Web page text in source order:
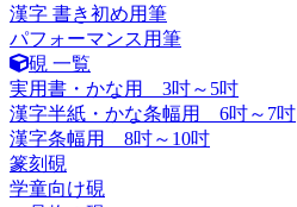
漢字 書き初め用筆
パフォーマンス用筆
硯 一覧
実用書・かな用 3吋～5吋
漢字半紙・かな条幅用 6吋～7吋
漢字条幅用 8吋～10吋
篆刻硯
学童向け硯